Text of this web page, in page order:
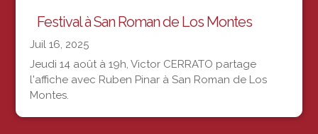
Festival à San Roman de Los Montes
Juil 16, 2025
Jeudi 14 août à 19h, Victor CERRATO partage
l'affiche avec Ruben Pinar à San Roman de Los
Montes.